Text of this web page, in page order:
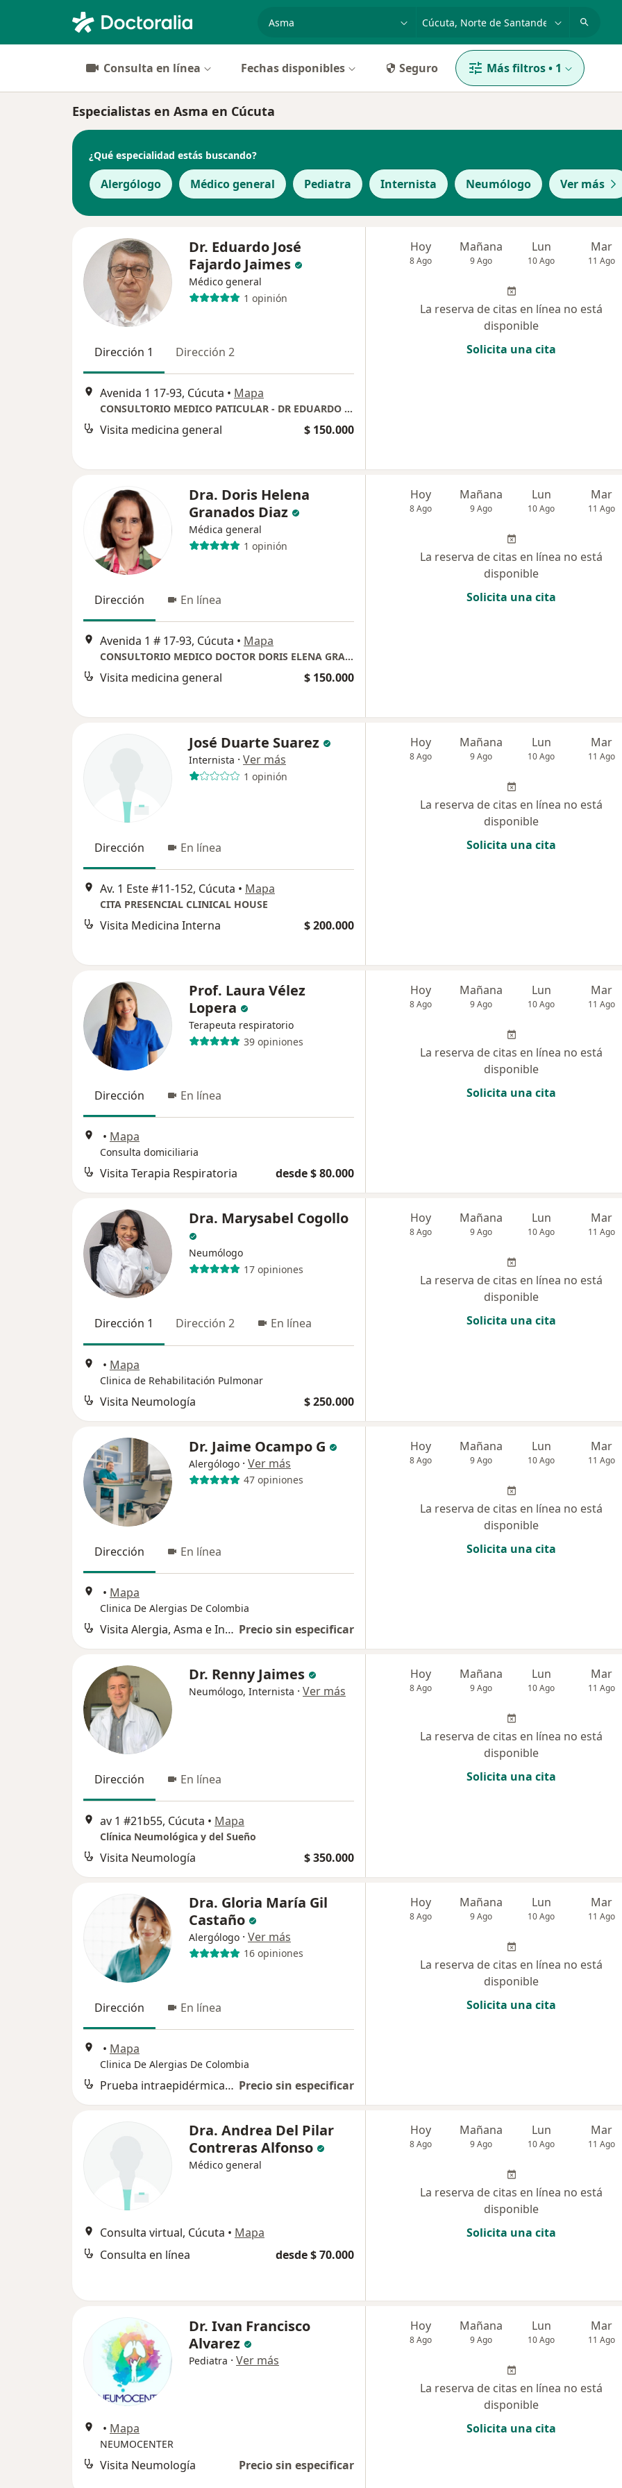
especialidad, enfermedad o nombrep. ej. Bogotá
Consulta en línea Fechas disponibles Seguro Más filtros• 1
Especialistas en Asma en Cúcuta
¿Qué especialidad estás buscando?
Alergólogo Médico general Pediatra Internista Neumólogo Ver más
Dr. Eduardo José
Fajardo Jaimes
Médico general
1 opinión
Dirección 1 Dirección 2
Avenida 1 17-93, Cúcuta • Mapa
CONSULTORIO MEDICO PATICULAR - DR EDUARDO JOSE FAJARDO JAIMES
Visita medicina general $ 150.000
Hoy
8 Ago
Mañana
9 Ago
Lun
10 Ago
Mar
11 Ago
La reserva de citas en línea no está
disponible
Solicita una cita
Dra. Doris Helena
Granados Diaz
Médica general
1 opinión
Dirección En línea
Avenida 1 # 17-93, Cúcuta • Mapa
CONSULTORIO MEDICO DOCTOR DORIS ELENA GRANADOS DIAAZ
Visita medicina general $ 150.000
Hoy
8 Ago
Mañana
9 Ago
Lun
10 Ago
Mar
11 Ago
La reserva de citas en línea no está
disponible
Solicita una cita
José Duarte Suarez
Internista · Ver más
1 opinión
Dirección En línea
Av. 1 Este #11-152, Cúcuta • Mapa
CITA PRESENCIAL CLINICAL HOUSE
Visita Medicina Interna $ 200.000
Hoy
8 Ago
Mañana
9 Ago
Lun
10 Ago
Mar
11 Ago
La reserva de citas en línea no está
disponible
Solicita una cita
Prof. Laura Vélez
Lopera
Terapeuta respiratorio
39 opiniones
Dirección En línea
• Mapa
Consulta domiciliaria
Visita Terapia Respiratoria desde $ 80.000
Hoy
8 Ago
Mañana
9 Ago
Lun
10 Ago
Mar
11 Ago
La reserva de citas en línea no está
disponible
Solicita una cita
Dra. Marysabel Cogollo
Neumólogo
17 opiniones
Dirección 1 Dirección 2 En línea
• Mapa
Clinica de Rehabilitación Pulmonar
Visita Neumología $ 250.000
Hoy
8 Ago
Mañana
9 Ago
Lun
10 Ago
Mar
11 Ago
La reserva de citas en línea no está
disponible
Solicita una cita
Dr. Jaime Ocampo G
Alergólogo · Ver más
47 opiniones
Dirección En línea
• Mapa
Clinica De Alergias De Colombia
Visita Alergia, Asma e Inmunología Precio sin especificar
Hoy
8 Ago
Mañana
9 Ago
Lun
10 Ago
Mar
11 Ago
La reserva de citas en línea no está
disponible
Solicita una cita
Dr. Renny Jaimes
Neumólogo, Internista · Ver más
Dirección En línea
av 1 #21b55, Cúcuta • Mapa
Clínica Neumológica y del Sueño
Visita Neumología $ 350.000
Hoy
8 Ago
Mañana
9 Ago
Lun
10 Ago
Mar
11 Ago
La reserva de citas en línea no está
disponible
Solicita una cita
Dra. Gloria María Gil
Castaño
Alergólogo · Ver más
16 opiniones
Dirección En línea
• Mapa
Clinica De Alergias De Colombia
Prueba intraepidérmica de alergia con escarificación o puntura Precio sin especificar
Hoy
8 Ago
Mañana
9 Ago
Lun
10 Ago
Mar
11 Ago
La reserva de citas en línea no está
disponible
Solicita una cita
Dra. Andrea Del Pilar
Contreras Alfonso
Médico general
Consulta virtual, Cúcuta • Mapa
Consulta en línea
desde $ 70.000
Hoy
8 Ago
Mañana
9 Ago
Lun
10 Ago
Mar
11 Ago
La reserva de citas en línea no está
disponible
Solicita una cita
Dr. Ivan Francisco
Alvarez
Pediatra · Ver más
• Mapa
NEUMOCENTER
Visita Neumología Precio sin especificar
Hoy
8 Ago
Mañana
9 Ago
Lun
10 Ago
Mar
11 Ago
La reserva de citas en línea no está
disponible
Solicita una cita